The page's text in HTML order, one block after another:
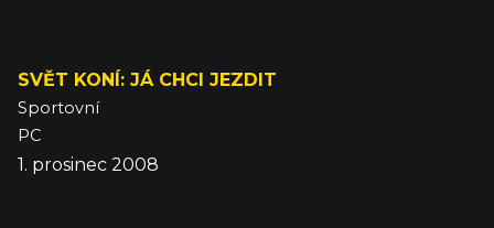
SVĚT KONÍ: JÁ CHCI JEZDIT
Sportovní
PC
1. prosinec 2008